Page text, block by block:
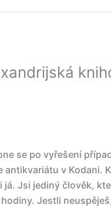
se po vyřešení
v Kodani.
Jsi jediný člověk,
Jestli